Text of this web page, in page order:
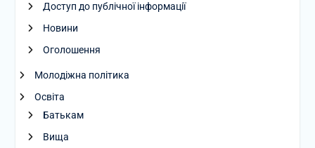
Доступ до публічної інформації
Новини
Оголошення
Молодіжна політика
Освіта
Батькам
Вища